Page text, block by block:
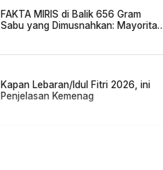
FAKTA MIRIS di Balik 656 Gram
Sabu yang Dimusnahkan: Mayoritas
Kapan Lebaran/Idul Fitri 2026, ini
Penjelasan Kemenag